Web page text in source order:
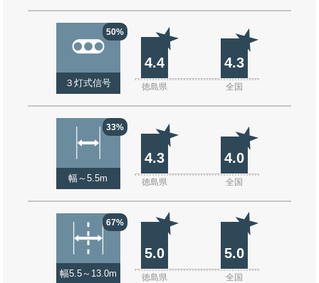
50%
３灯式信号
4.4 4.3
徳島県 全国
33%
幅～5.5m
4.3 4.0
徳島県 全国
67%
幅5.5～13.0m
5.0 5.0
徳島県 全国